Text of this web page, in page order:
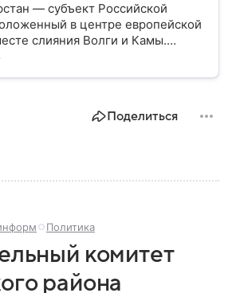
— субъект Российской
в центре европейской
слияния Волги и Камы.
одним из ведущих
населением и
Поделиться
Политика
комитет
района